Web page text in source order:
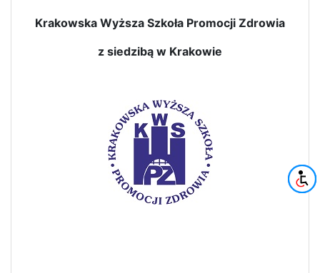
Krakowska Wyższa Szkoła Promocji Zdrowia
z siedzibą w Krakowie